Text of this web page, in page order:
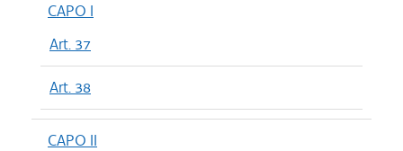
CAPO I
Art. 37
Art. 38
CAPO II